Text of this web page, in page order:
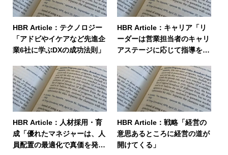
HBR Article：テクノロジー
「アドビやイケアなど先進企
業6社に学ぶDXの成功法則」
HBR Article：キャリア「リ
ーダーは営業担当者のキャリ
アステージに応じて指導を変
HBR Article：人材採用・育
成「優れたマネジャーは、人
員配置の最適化で真価を発揮
HBR Article：戦略「経営の
意思あるところに経営の道が
開けてくる」